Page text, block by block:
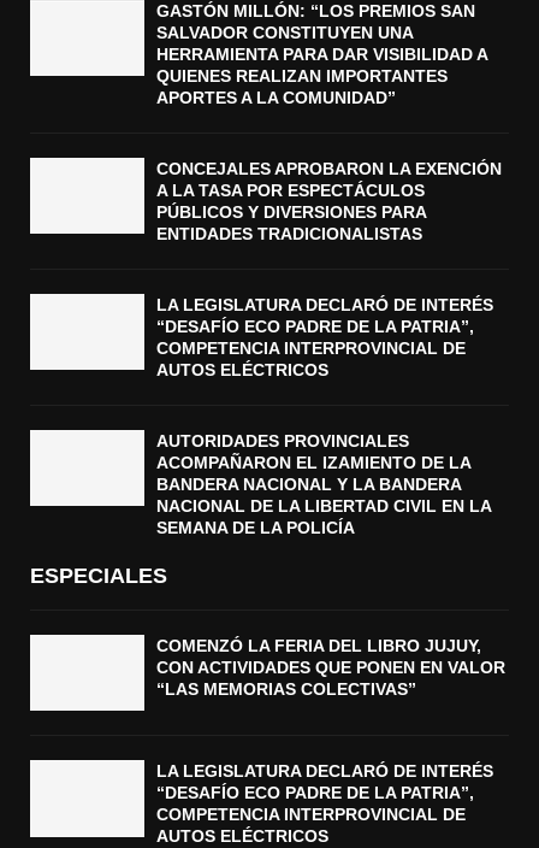
GASTÓN MILLÓN: “LOS PREMIOS SAN
SALVADOR CONSTITUYEN UNA
HERRAMIENTA PARA DAR VISIBILIDAD A
QUIENES REALIZAN IMPORTANTES
APORTES A LA COMUNIDAD”
CONCEJALES APROBARON LA EXENCIÓN
A LA TASA POR ESPECTÁCULOS
PÚBLICOS Y DIVERSIONES PARA
ENTIDADES TRADICIONALISTAS
LA LEGISLATURA DECLARÓ DE INTERÉS
“DESAFÍO ECO PADRE DE LA PATRIA”,
COMPETENCIA INTERPROVINCIAL DE
AUTOS ELÉCTRICOS
AUTORIDADES PROVINCIALES
ACOMPAÑARON EL IZAMIENTO DE LA
BANDERA NACIONAL Y LA BANDERA
NACIONAL DE LA LIBERTAD CIVIL EN LA
SEMANA DE LA POLICÍA
ESPECIALES
COMENZÓ LA FERIA DEL LIBRO JUJUY,
CON ACTIVIDADES QUE PONEN EN VALOR
“LAS MEMORIAS COLECTIVAS”
LA LEGISLATURA DECLARÓ DE INTERÉS
“DESAFÍO ECO PADRE DE LA PATRIA”,
COMPETENCIA INTERPROVINCIAL DE
AUTOS ELÉCTRICOS